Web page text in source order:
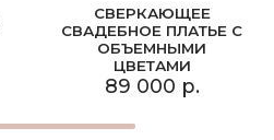
СВЕРКАЮЩЕЕ
СВАДЕБНОЕ ПЛАТЬЕ С
ОБЪЕМНЫМИ
ЦВЕТАМИ
89 000 р.